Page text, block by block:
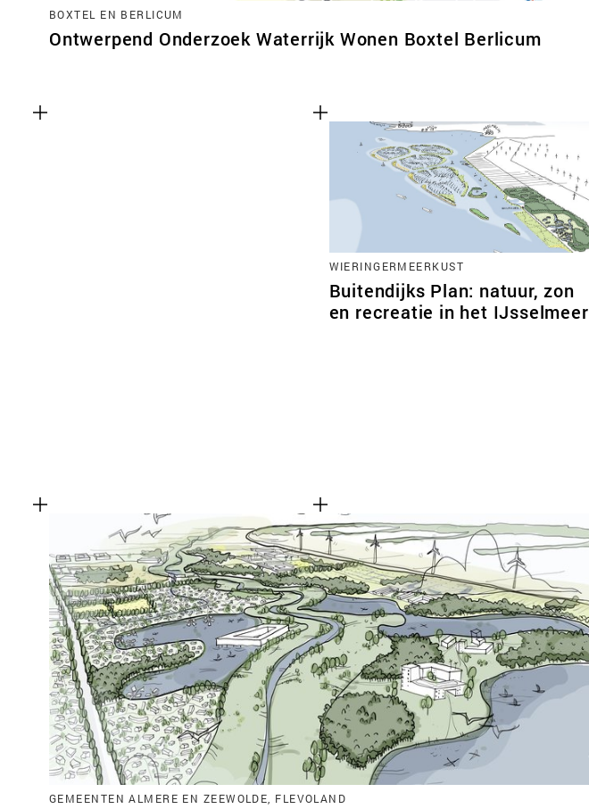
BOXTEL EN BERLICUM
Ontwerpend Onderzoek Waterrijk Wonen Boxtel Berlicum
WIERINGERMEERKUST
Buitendijks Plan: natuur, zon
en recreatie in het IJsselmeer
GEMEENTEN ALMERE EN ZEEWOLDE, FLEVOLAND